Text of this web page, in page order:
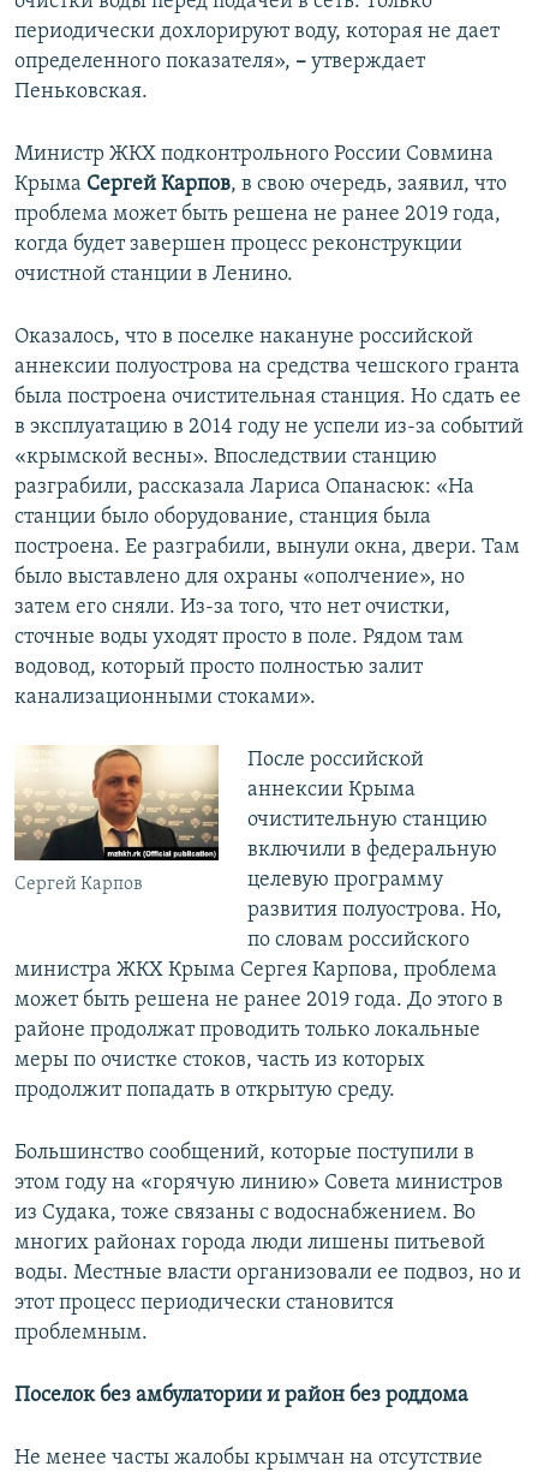
периодически дохлорируют воду, которая не дает
определенного показателя», – утверждает
Пеньковская.
Министр ЖКХ подконтрольного России Совмина
Крыма Сергей Карпов, в свою очередь, заявил, что
проблема может быть решена не ранее 2019 года,
когда будет завершен процесс реконструкции
очистной станции в Ленино.
Оказалось, что в поселке накануне российской
аннексии полуострова на средства чешского гранта
была построена очистительная станция. Но сдать ее
в эксплуатацию в 2014 году не успели из-за событий
«крымской весны». Впоследствии станцию
разграбили, рассказала Лариса Опанасюк: «На
станции было оборудование, станция была
построена. Ее разграбили, вынули окна, двери. Там
было выставлено для охраны «ополчение», но
затем его сняли. Из-за того, что нет очистки,
сточные воды уходят просто в поле. Рядом там
водовод, который просто полностью залит
канализационными стоками».
Сергей Карпов
​После российской
аннексии Крыма
очистительную станцию
включили в федеральную
целевую программу
развития полуострова. Но,
по словам российского
министра ЖКХ Крыма Сергея Карпова, проблема
может быть решена не ранее 2019 года. До этого в
районе продолжат проводить только локальные
меры по очистке стоков, часть из которых
продолжит попадать в открытую среду.
Большинство сообщений, которые поступили в
этом году на «горячую линию» Совета министров
из Судака, тоже связаны с водоснабжением. Во
многих районах города люди лишены питьевой
воды. Местные власти организовали ее подвоз, но и
этот процесс периодически становится
проблемным.
Поселок без амбулатории и район без роддома
Не менее часты жалобы крымчан на отсутствие